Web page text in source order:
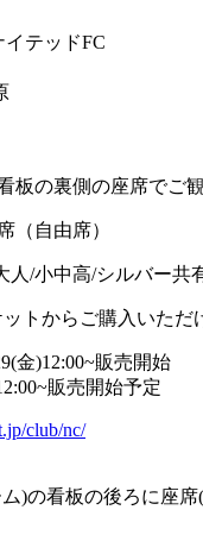
イテッドFC
板の裏側の座席でご
（自由席）
/小中高/シルバー共
トからご購入いただ
金)12:00~販売開始
販売開始予定
club/nc/
)の看板の後ろに座席